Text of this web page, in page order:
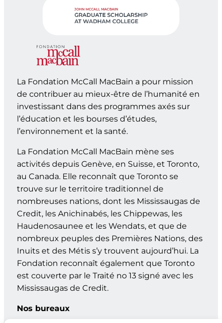
La Fondation McCall MacBain a pour mission
de contribuer au mieux-être de l’humanité en
investissant dans des programmes axés sur
l’éducation et les bourses d’études,
l’environnement et la santé.
La Fondation McCall MacBain mène ses
activités depuis Genève, en Suisse, et Toronto,
au Canada. Elle reconnaît que Toronto se
trouve sur le territoire traditionnel de
nombreuses nations, dont les Mississaugas de
Credit, les Anichinabés, les Chippewas, les
Haudenosaunee et les Wendats, et que de
nombreux peuples des Premières Nations, des
Inuits et des Métis s’y trouvent aujourd’hui. La
Fondation reconnaît également que Toronto
est couverte par le Traité no 13 signé avec les
Mississaugas de Credit.
Nos bureaux